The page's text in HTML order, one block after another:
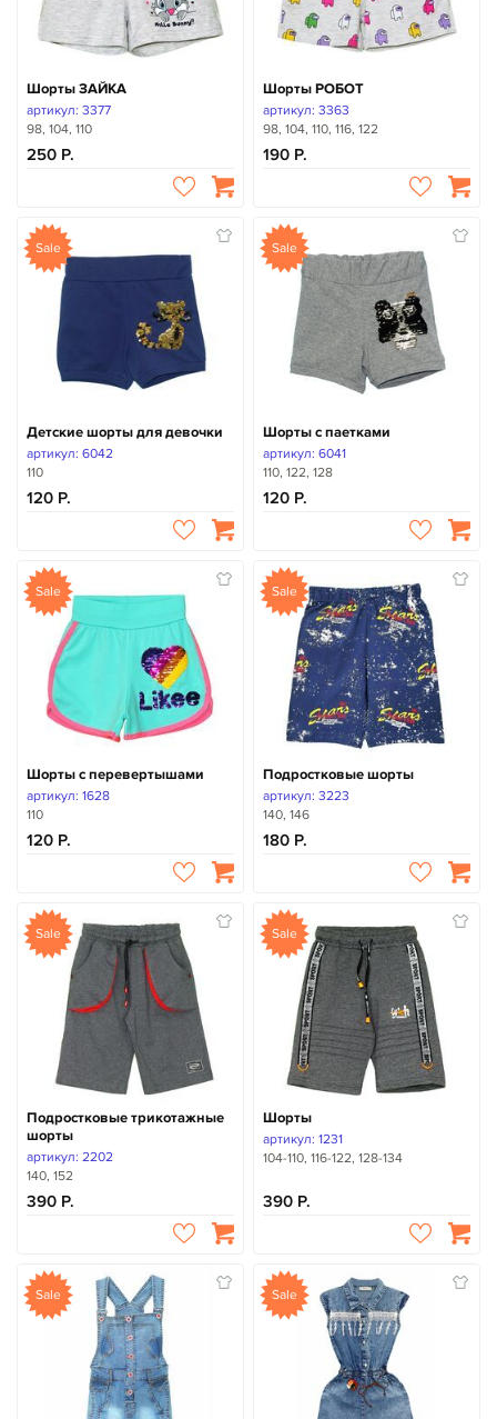
Шорты ЗАЙКА
артикул: 3377
98, 104, 110
250
Шорты РОБОТ
артикул: 3363
98, 104, 110, 116, 122
190
Sale
Детские шорты для девочки
артикул: 6042
110
120
Sale
Шорты с паетками
артикул: 6041
110, 122, 128
120
Sale
Шорты с перевертышами
артикул: 1628
110
120
Sale
Подростковые шорты
артикул: 3223
140, 146
180
Sale
Подростковые трикотажные
шорты
артикул: 2202
140, 152
390
Sale
Шорты
артикул: 1231
104-110, 116-122, 128-134
390
Sale Sale